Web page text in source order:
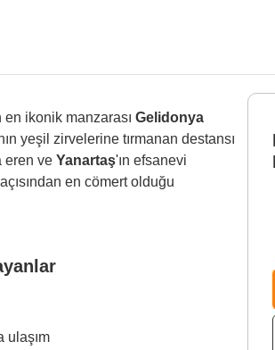
ikonik manzarası Gelidonya
yeşil zirvelerine tırmanan destansı
eren ve Yanartaş'ın efsanevi
en cömert olduğu
ulaşım